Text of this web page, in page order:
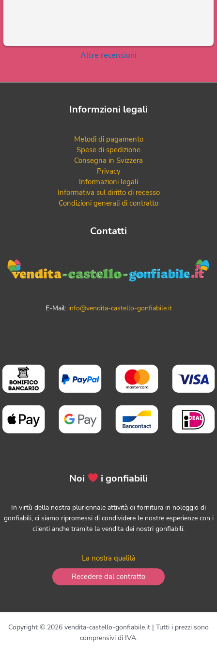
Altre recensioni
Informzioni legali
Metodi di pagamento
Spese di spedizione
Consegna in Svizzera
Privacy
Informazioni legali
Informativa sul diritto di recesso
Condizioni generali di contratto
Contatti
E-Mail: info@vendita-castello-gonfiabile.it
Noi i gonfiabili
In virtù della nostra pluriennale attività di fornitura in noleggio di
gonfiabili, ci siamo ripromessi di condividere le nostre esperienze con i
clienti anche tramite la vendita dei nostri gonfiabili.
La nostra qualità
Recedere dal contratto
Copyright © 2026 vendita-castello-gonfiabile.it | Tutti i prezzi sono
comprensivi di IVA.